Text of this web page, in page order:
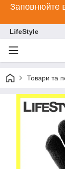
Заповнюйте
LifeStyle
Товари та